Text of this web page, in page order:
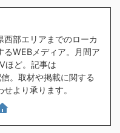
西部エリアまでのローカ
るWEBメディア。月間ア
ほど。記事は
。取材や掲載に関する
より承ります。